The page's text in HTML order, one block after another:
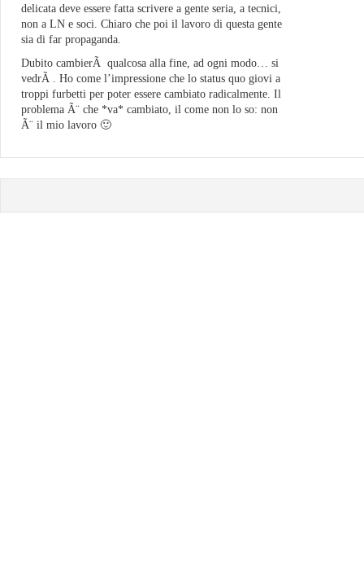
delicata deve essere fatta scrivere a gente seria, a tecnici,
non a LN e soci. Chiaro che poi il lavoro di questa gente
sia di far propaganda.
Dubito cambierÃ qualcosa alla fine, ad ogni modo… si
vedrÃ . Ho come l’impressione che lo status quo giovi a
troppi furbetti per poter essere cambiato radicalmente. Il
problema Ã¨ che *va* cambiato, il come non lo so: non
Ã¨ il mio lavoro 🙂